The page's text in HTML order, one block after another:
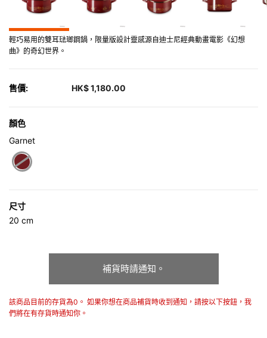
輕巧易用的雙耳琺瑯鋼鍋，限量版設計靈感源自迪士尼經典動畫電影《幻想
曲》的奇幻世界。
售價: HK$ 1,180.00
顏色
Garnet
尺寸
20 cm
補貨時請通知。
該商品目前的存貨為0。 如果你想在商品補貨時收到通知，請按以下按鈕，我
們將在有存貨時通知你。